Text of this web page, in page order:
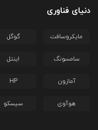
دنیای فناوری
مایکروسافت گوگل
سامسونگ اینتل
آمازون HP
هوآوی سیسکو